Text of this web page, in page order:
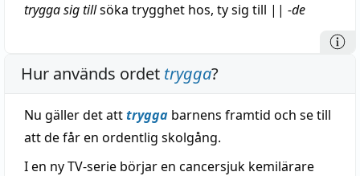
trygga sig tillsöka trygghet hos, tysig till || -de
Hur används ordet trygga?
Nu gäller det atttrygga barnens framtid och se till
att de får en ordentlig skolgång.
I en ny TV-serie börjar en cancersjuk kemilärare